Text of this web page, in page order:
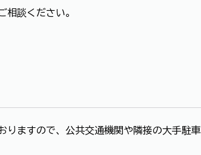
相談ください。
ますので、公共交通機関や隣接の大手駐